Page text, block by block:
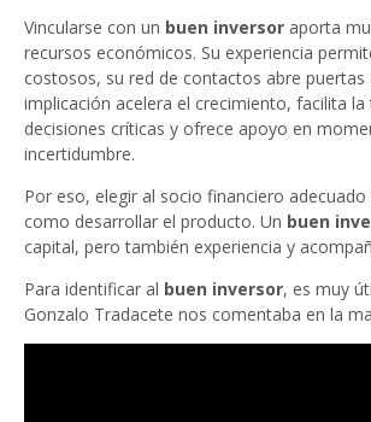
Vincularse con un buen inversor aporta
recursos económicos. Su experiencia
costosos, su red de contactos abre puertas
implicación acelera el crecimiento, facilita
decisiones críticas y ofrece apoyo en
incertidumbre.
Por eso, elegir al socio financiero
como desarrollar el producto. Un buen
capital, pero también experiencia y
Para identificar al buen inversor, es muy
Gonzalo Tradacete nos comentaba en la